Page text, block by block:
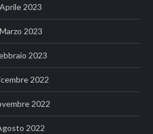
Aprile 2023
Marzo 2023
2023
2022
2022
2022